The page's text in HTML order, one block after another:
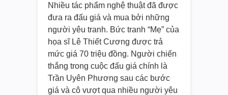
Nhiều tác phẩm nghệ thuật đã được
đưa ra đấu giá và mua bởi những
người yêu tranh. Bức tranh “Mẹ” của
họa sĩ Lê Thiết Cương được trả
mức giá 70 triệu đồng. Người chiến
thắng trong cuộc đấu giá chính là
Trần Uyên Phương sau các bước
giá và cô vượt qua nhiều người yêu